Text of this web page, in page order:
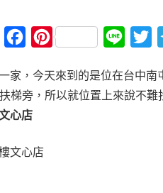
FacebookPinterest Line
家，今天來到的是位在台中
梯旁，所以就位置上來說不難
心店